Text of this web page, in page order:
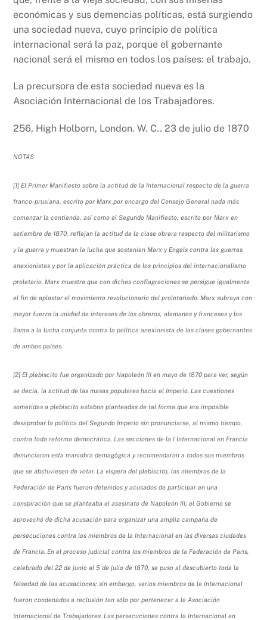
económicas y sus demencias políticas, está surgiendo
una sociedad nueva, cuyo principio de política
internacional será la paz, porque el gobernante
nacional será el mismo en todos los países: el trabajo.
La precursora de esta sociedad nueva es la
Asociación Internacional de los Trabajadores.
256, High Holborn, London. W. C.. 23 de julio de 1870
NOTAS
[1] El Primer Manifiesto sobre la actitud de la Internacional respecto de la guerra
franco-prusiana, escrito por Marx por encargo del Consejo General nada más
comenzar la contienda, así como el Segundo Manifiesto, escrito por Marx en
setiembre de 1870, reflejan la actitud de la clase obrera respecto del militarismo
y la guerra y muestran la lucha que sostenían Marx y Engels contra las guerras
anexionistas y por la aplicación práctica de los principios del internacionalismo
proletario. Marx muestra que con dichas conflagraciones se persigue igualmente
el fin de aplastar el movimiento revolucionario del proletariado. Marx subraya con
mayor fuerza la unidad de intereses de los obreros, alemanes y franceses y los
llama a la lucha conjunta contra la política anexionista de las clases gobernantes
de ambos países.
[2] El plebiscito fue organizado por Napoleón III en mayo de 1870 para ver, según
se decía, la actitud de las masas populares hacia el Imperio. Las cuestiones
sometidas a plebiscito estaban planteadas de tal forma que era imposible
desaprobar la política del Segundo Imperio sin pronunciarse, al mismo tiempo,
contra toda reforma democrática. Las secciones de la I Internacional en Francia
denunciaron esta maniobra demagógica y recomendaron a todos sus miembros
que se abstuviesen de votar. La víspera del plebiscito, los miembros de la
Federación de París fueron detenidos y acusados de participar en una
conspiración que se planteaba el asesinato de Napoleón III; el Gobierno se
aprovechó de dicha acusación para organizar una amplia campaña de
persecuciones contra los miembros de la Internacional en las diversas ciudades
de Francia. En el proceso judicial contra los miembros de la Federación de París,
celebrado del 22 de junio al 5 de julio de 1870, se puso al descubierto toda la
falsedad de las acusaciones; sin embargo, varios miembros de la Internacional
fueron condenados a reclusión tan sólo por pertenecer a la Asociación
Internacional de Trabajadores. Las persecuciones contra la Internacional en